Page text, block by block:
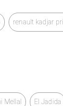
renault kadjar
Mellal El Jadida